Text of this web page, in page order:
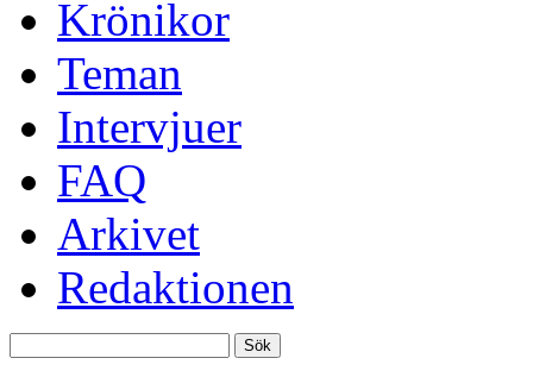
Krönikor
Teman
Intervjuer
FAQ
Arkivet
Redaktionen